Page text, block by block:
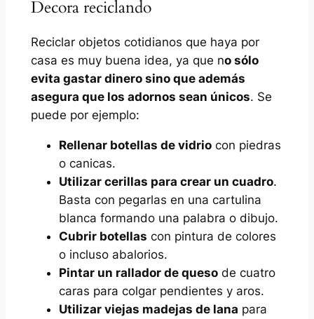
Decora reciclando
Reciclar objetos cotidianos que haya por
casa es muy buena idea, ya que no sólo
evita gastar dinero sino que además
asegura que los adornos sean únicos. Se
puede por ejemplo:
Rellenar botellas de vidriocon piedras
o canicas.
Utilizar cerillas para crear un cuadro.
Basta con pegarlas en una cartulina
blanca formando una palabra o dibujo.
Cubrir botellas con pintura de colores
o incluso abalorios.
Pintar un rallador de quesode cuatro
caras para colgar pendientes y aros.
Utilizar viejas madejas de lana para